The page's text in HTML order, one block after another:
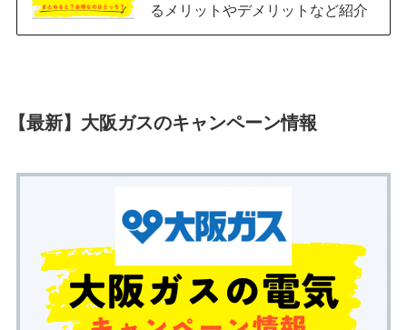
るメリットやデメリットなど紹介
【最新】大阪ガスのキャンペーン情報